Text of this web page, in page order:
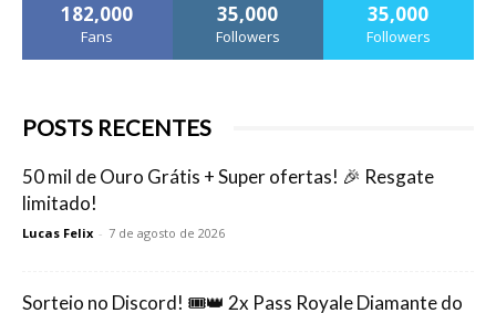
182,000
Fans
35,000
Followers
35,000
Followers
POSTS RECENTES
50 mil de Ouro Grátis + Super ofertas! 🎉 Resgate
limitado!
Lucas Felix - 7 de agosto de 2026
Sorteio no Discord! 🎟️👑 2x Pass Royale Diamante do